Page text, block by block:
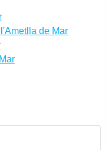
de Mar